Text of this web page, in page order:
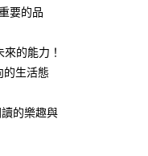
將自動取
評分，恕
寄送繳費提
市／銀行轉
先享後
四大超商
運。
要的品
的能力！
的生活態
的樂趣與